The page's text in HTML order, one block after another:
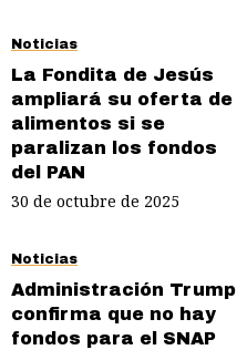
Noticias
La Fondita de Jesús
ampliará su oferta de
alimentos si se
paralizan los fondos
del PAN
30 de octubre de 2025
Noticias
Administración Trump
confirma que no hay
fondos para el SNAP